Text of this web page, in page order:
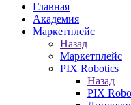
Главная
Академия
Маркетплейс
Назад
Маркетплейс
PIX Robotics
Назад
PIX